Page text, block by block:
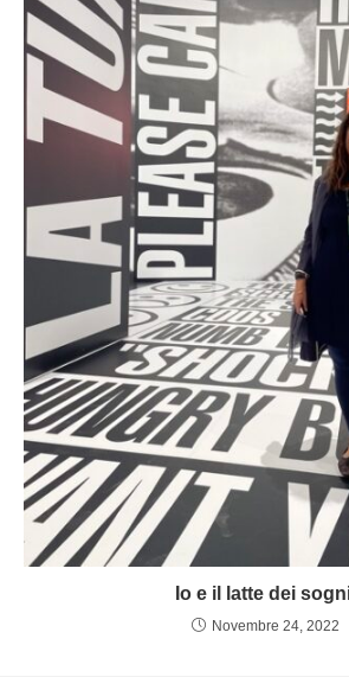
Io e il latte dei
Novembre 24, 2022